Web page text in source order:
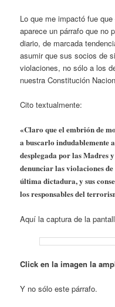
Lo que me impactó fue
aparece un párrafo que no
diario, de marcada
asumir que sus socios de
violaciones, no sólo a los
nuestra Constitución
Cito textualmente:
«Claro que el embrión de
a buscarlo indudablemente
desplegada por las Madres
denunciar las violaciones
última dictadura, y sus
los responsables del
Aquí la captura de la
Click en la imagen la
Y no sólo este párrafo.